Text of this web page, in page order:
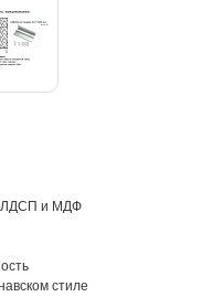
ЛДСП и МДФ
стиле